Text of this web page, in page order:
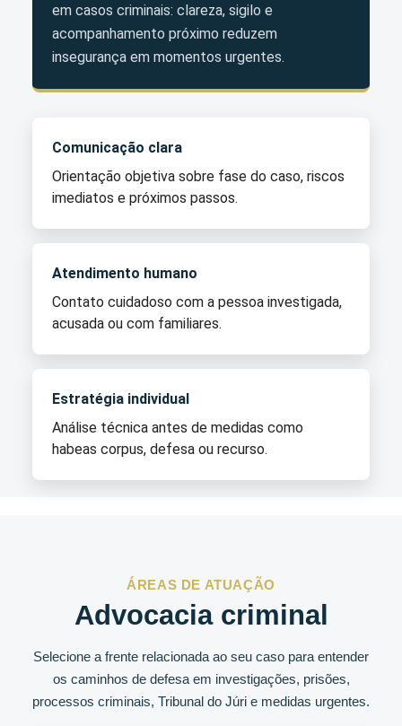
em casos criminais: clareza, sigilo e
acompanhamento próximo reduzem
insegurança em momentos urgentes.
Comunicação clara
Orientação objetiva sobre fase do caso, riscos
imediatos e próximos passos.
Atendimento humano
Contato cuidadoso com a pessoa investigada,
acusada ou com familiares.
Estratégia individual
Análise técnica antes de medidas como
habeas corpus, defesa ou recurso.
ÁREAS DE ATUAÇÃO
Advocacia criminal
Selecione a frente relacionada ao seu caso para entender
os caminhos de defesa em investigações, prisões,
processos criminais, Tribunal do Júri e medidas urgentes.